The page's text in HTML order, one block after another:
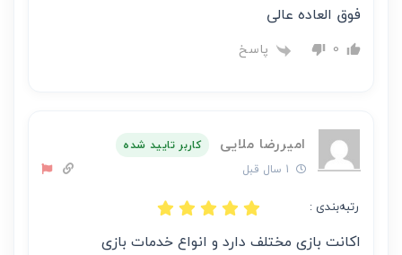
فوق العاده عالی
0 پاسخ
امیررضا ملایی
کاربر تایید شده
رتبه‌بندی :
اکانت بازی مختلف دارد و انواع خدمات بازی